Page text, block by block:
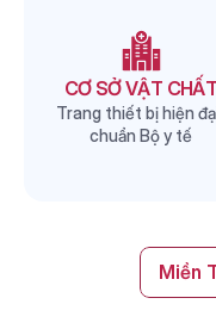
CƠ SỞ VẬT CHẤT
Trang thiết bị hiện
chuẩn Bộ y tế
Miền